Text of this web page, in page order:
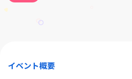
イベント概要